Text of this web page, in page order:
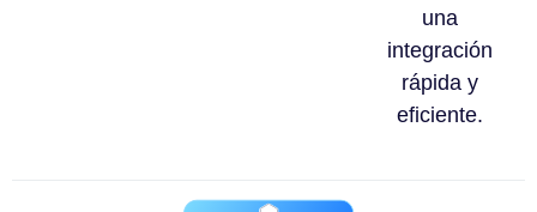
una
integración
rápida y
eficiente.